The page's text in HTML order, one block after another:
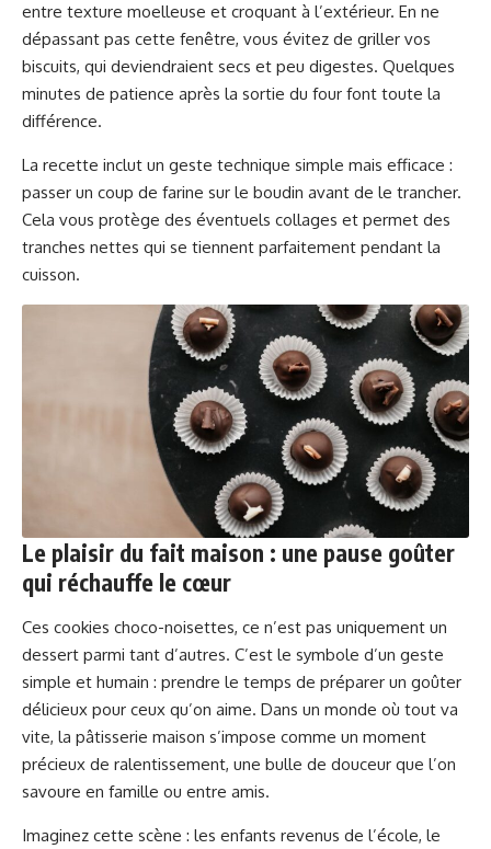
entre texture moelleuse et croquant à l’extérieur. En ne
dépassant pas cette fenêtre, vous évitez de griller vos
biscuits, qui deviendraient secs et peu digestes. Quelques
minutes de patience après la sortie du four font toute la
différence.
La recette inclut un geste technique simple mais efficace :
passer un coup de farine sur le boudin avant de le trancher.
Cela vous protège des éventuels collages et permet des
tranches nettes qui se tiennent parfaitement pendant la
cuisson.
Le plaisir du fait maison : une pause goûter
qui réchauffe le cœur
Ces cookies choco-noisettes, ce n’est pas uniquement un
dessert parmi tant d’autres. C’est le symbole d’un geste
simple et humain : prendre le temps de préparer un goûter
délicieux pour ceux qu’on aime. Dans un monde où tout va
vite, la pâtisserie maison s’impose comme un moment
précieux de ralentissement, une bulle de douceur que l’on
savoure en famille ou entre amis.
Imaginez cette scène : les enfants revenus de l’école, le